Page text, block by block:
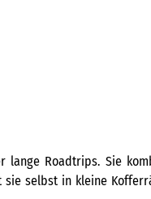
Roadtrips. Sie
selbst in kleine